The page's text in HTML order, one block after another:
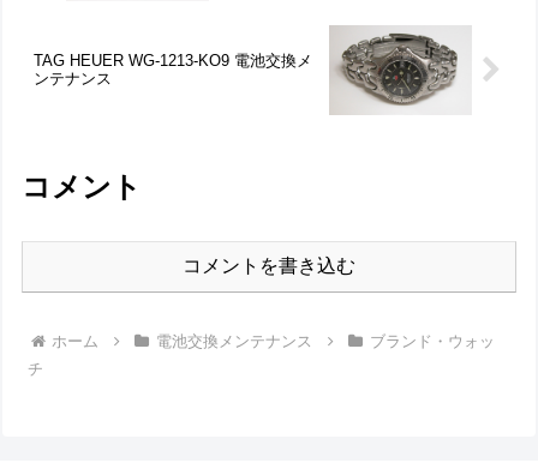
TAG HEUER WG-1213-KO9 電池交換メ
ンテナンス
コメント
コメントを書き込む
ホーム 電池交換メンテナンス
ブランド・ウォッ
チ